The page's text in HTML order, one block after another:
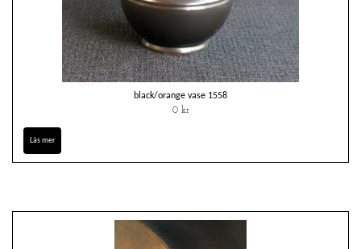
black/orange vase 1558
0 kr
Läs mer